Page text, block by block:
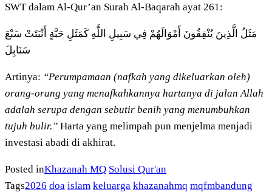
SWT dalam Al-Qur’an Surah Al-Baqarah ayat 261:
مَثَلُ الَّذِينَ يُنْفِقُونَ أَمْوَالَهُمْ فِي سَبِيلِ اللَّهِ كَمَثَلِ حَبَّةٍ أَنْبَتَتْ سَبْعَ
سَنَابِلَ
Artinya: “Perumpamaan (nafkah yang dikeluarkan oleh)
orang-orang yang menafkahkannya hartanya di jalan Allah
adalah serupa dengan sebutir benih yang menumbuhkan
tujuh bulir.” Harta yang melimpah pun menjelma menjadi
investasi abadi di akhirat.
Posted inKhazanah MQ Solusi Qur'an
Tags2026 doa islam keluarga khazanahmq mqfmbandung